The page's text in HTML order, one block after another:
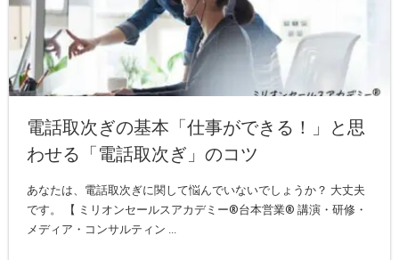
電話取次ぎの基本「仕事ができる！」と思
わせる「電話取次ぎ」のコツ
あなたは、電話取次ぎに関して悩んでいないでしょうか？ 大丈夫
です。 【 ミリオンセールスアカデミー®︎台本営業®︎ 講演・研修・
メディア・コンサルティン ...